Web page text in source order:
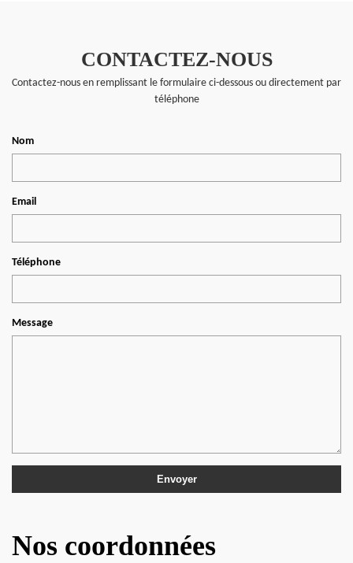
CONTACTEZ-NOUS
Contactez-nous en remplissant le formulaire ci-dessous ou directement par
téléphone
Nom
Email
Téléphone
Message
Nos coordonnées